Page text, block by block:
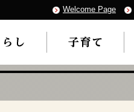
Welcome Page